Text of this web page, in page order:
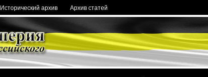
Исторический архив Архив статей